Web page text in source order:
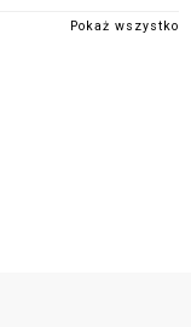
Pokaż wszystko